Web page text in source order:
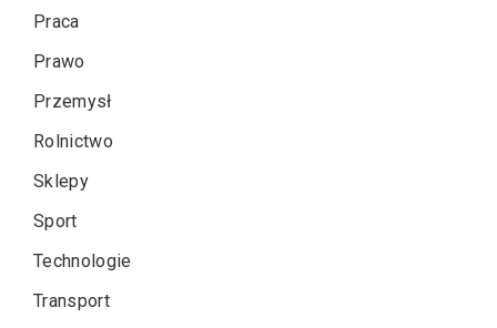
Praca
Prawo
Przemysł
Rolnictwo
Sklepy
Sport
Technologie
Transport